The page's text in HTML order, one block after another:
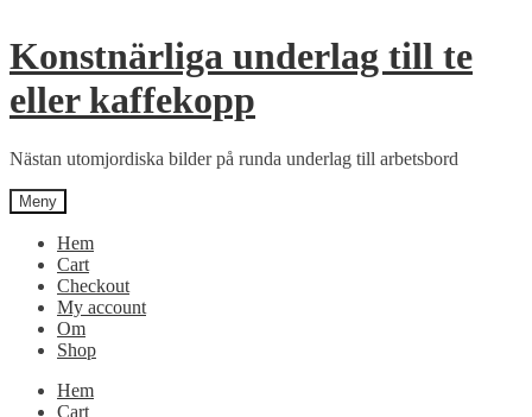
till
navigering
till
innehåll
Konstnärliga underlag till te
eller kaffekopp
Nästan utomjordiska bilder på runda underlag till arbetsbord
Meny
Hem
Cart
Checkout
My account
Om
Shop
Hem
Cart